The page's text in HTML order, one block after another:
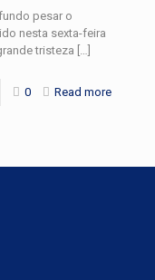
pesar o
nesta sexta-feira
tristeza […]
0 Read more